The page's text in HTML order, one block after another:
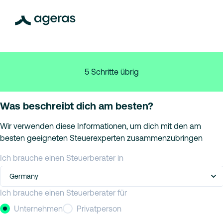
5 Schritte übrig
Was beschreibt dich am besten?
Wir verwenden diese Informationen, um dich mit den am
besten geeigneten Steuerexperten zusammenzubringen
Ich brauche einen Steuerberater in
Germany
Ich brauche einen Steuerberater für
Unternehmen
Privatperson